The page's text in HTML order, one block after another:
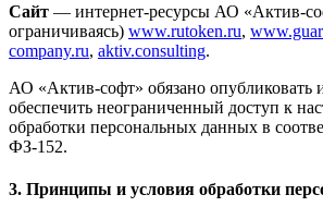
Сайт — интернет-ресурсы АО «Актив-
ограничиваясь) www.rutoken.ru,
company.ru, aktiv.consulting.
АО «Актив-софт» обязано опубликовать
обеспечить неограниченный доступ к
обработки персональных данных в
ФЗ-152.
3. Принципы и условия обработки